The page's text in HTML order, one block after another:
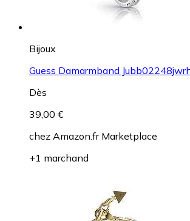
Bijoux
Guess Damarmband
Dès
39,00 €
chez Amazon.fr Marketplace
+1 marchand